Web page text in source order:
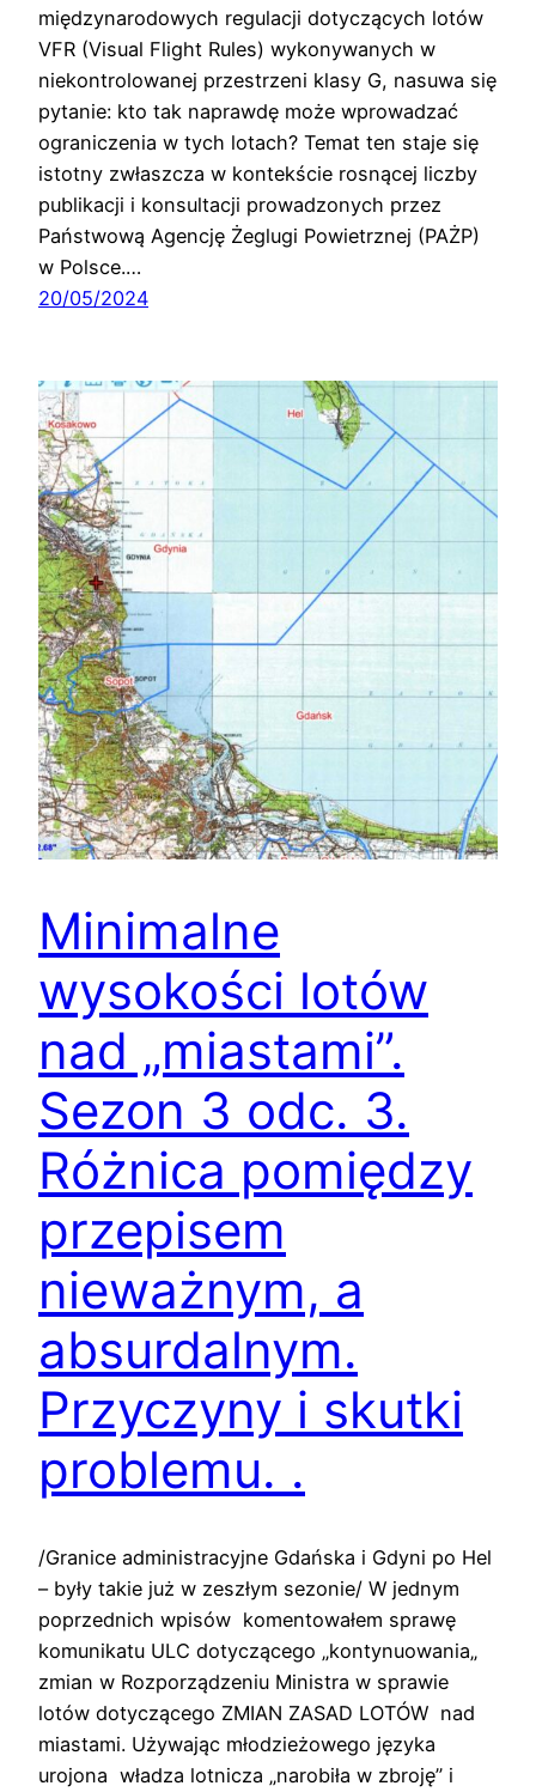
międzynarodowych regulacji dotyczących lotów
VFR (Visual Flight Rules) wykonywanych w
niekontrolowanej przestrzeni klasy G, nasuwa się
pytanie: kto tak naprawdę może wprowadzać
ograniczenia w tych lotach? Temat ten staje się
istotny zwłaszcza w kontekście rosnącej liczby
publikacji i konsultacji prowadzonych przez
Państwową Agencję Żeglugi Powietrznej (PAŻP)
w Polsce.…
20/05/2024
Minimalne
wysokości lotów
nad „miastami”.
Sezon 3 odc. 3.
Różnica pomiędzy
przepisem
nieważnym, a
absurdalnym.
Przyczyny i skutki
problemu. .
/Granice administracyjne Gdańska i Gdyni po Hel
– były takie już w zeszłym sezonie/ W jednym
poprzednich wpisów komentowałem sprawę
komunikatu ULC dotyczącego „kontynuowania„
zmian w Rozporządzeniu Ministra w sprawie
lotów dotyczącego ZMIAN ZASAD LOTÓW nad
miastami. Używając młodzieżowego języka
urojona władza lotnicza „narobiła w zbroję” i